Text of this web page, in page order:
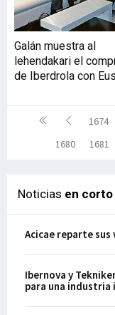
Galán muestra al
lehendakari el
de Iberdrola con
1674
1680
1681
Noticias en corto
Acicae reparte
Ibernova y
para una